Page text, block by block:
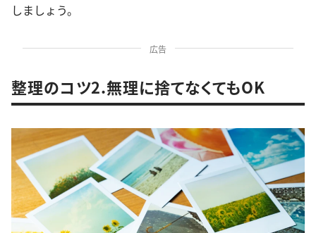
しましょう。
広告
整理のコツ2.無理に捨てなくてもOK